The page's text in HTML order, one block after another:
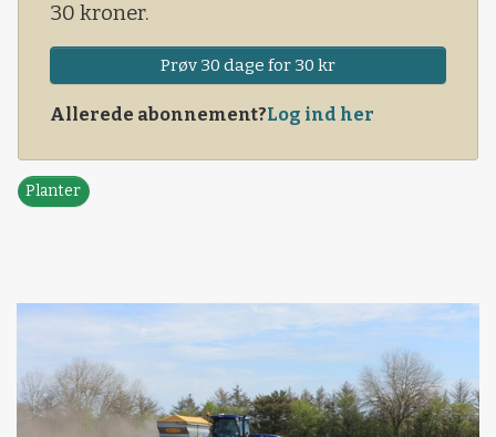
30 kroner.
Prøv 30 dage for 30 kr
Allerede abonnement?Log ind her
Planter